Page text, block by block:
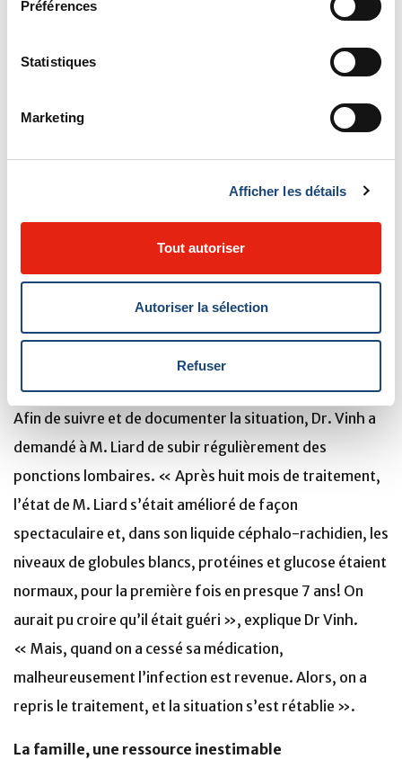
Préférences
Statistiques
Marketing
Afficher les détails
Tout autoriser
Autoriser la sélection
Refuser
M. Liard a de nouveau frôlé la mort à la fin de 2011 et a
été hospitalisé durant trois mois. Dr Vinh a tenté un
traitement agressif à l’amphotéricine B, un médicament
systémiques. Cela lui a finalement sauvé la vie.
postulat du Dr Vinh était que les cellules immunitaires
de M Liard étaient affaiblies, à cause de la mutation, et
donc incapables de produire la protéine nécessaire
(cytokine) pour répondre à l’infection fongique.
Afin de suivre et de documenter la situation, Dr. Vinh a
demandé à M. Liard de subir régulièrement des
ponctions lombaires. « Après huit mois de traitement,
l’état de M. Liard s’était amélioré de façon
spectaculaire et, dans son liquide céphalo-rachidien, les
niveaux de globules blancs, protéines et glucose étaient
normaux, pour la première fois en presque 7 ans! On
aurait pu croire qu’il était guéri », explique Dr Vinh.
« Mais, quand on a cessé sa médication,
malheureusement l’infection est revenue. Alors, on a
repris le traitement, et la situation s’est rétablie ».
La famille, une ressource inestimable